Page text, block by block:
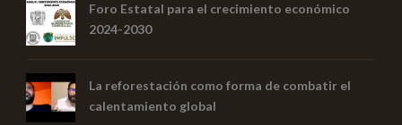
Foro Estatal para el crecimiento económico
2024-2030
La reforestación como forma de combatir el
calentamiento global